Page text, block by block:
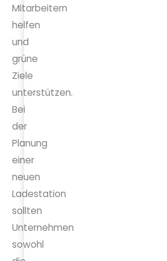
Mitarbeitern
helfen
und
grüne
Ziele
unterstützen.
Bei
der
Planung
einer
neuen
Ladestation
sollten
Unternehmen
sowohl